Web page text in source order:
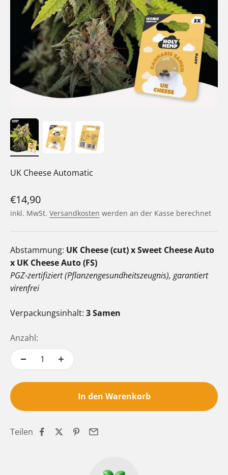
UK Cheese Automatic
Angebot
€14,90
inkl. MwSt. Versandkosten werden an der Kasse berechnet
Abstammung: UK Cheese (cut) x Sweet Cheese Auto
x UK Cheese Auto (FS)
PGZ-zertifiziert (Pflanzengesundheitszeugnis), garantiert
virenfrei
Verpackungsinhalt: 3 Samen
Anzahl:
In den Warenkorb
Teilen